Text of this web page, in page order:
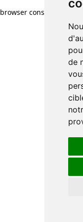
de
browser console for